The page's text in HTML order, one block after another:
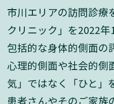
市川エリアの訪問診療
クリニック」を2022年
包括的な身体的側面の
心理的側面や社会的側
気」ではなく「ひと」
患者さんやそのご家族